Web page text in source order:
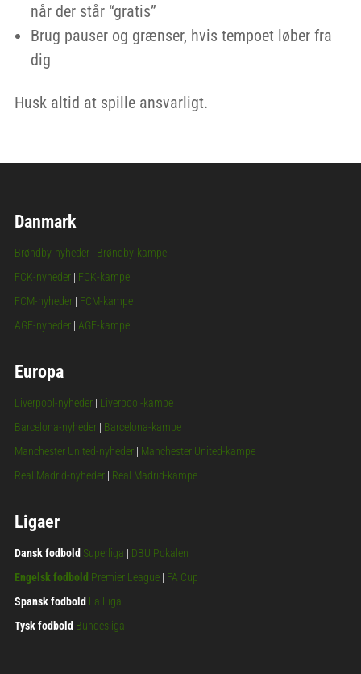
når der står “gratis”
Brug pauser og grænser, hvis tempoet løber fra
dig
Husk altid at spille ansvarligt.
Danmark
Brøndby-nyheder| Brøndby-kampe
FCK-nyheder| FCK-kampe
FCM-nyheder| FCM-kampe
AGF-nyheder| AGF-kampe
Europa
Liverpool-nyheder| Liverpool-kampe
Barcelona-nyheder| Barcelona-kampe
Manchester United-nyheder| Manchester United-kampe
Real Madrid-nyheder| Real Madrid-kampe
Ligaer
Dansk fodbold Superliga | DBU Pokalen
Engelsk fodbold Premier League| FA Cup
Spansk fodbold La Liga
Tysk fodbold Bundesliga